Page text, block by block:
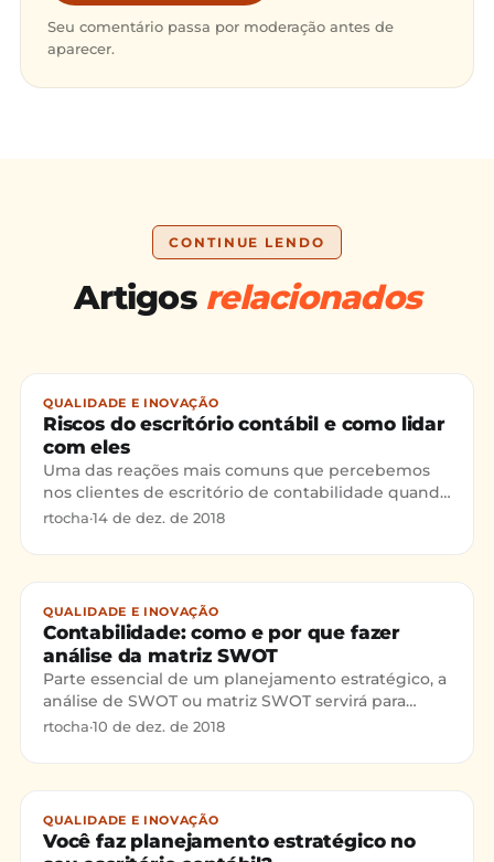
Seu comentário passa por moderação antes de
aparecer.
CONTINUE LENDO
Artigos relacionados
QUALIDADE E INOVAÇÃO
Riscos do escritório contábil e como lidar
com eles
Uma das reações mais comuns que percebemos
nos clientes de escritório de contabilidade quando
iniciamos um processo de consultoria, é o espanto.
carteira de clientes consolidada e uma boa posição
no mercado.
rtocha·14 de dez. de 2018
QUALIDADE E INOVAÇÃO
Contabilidade: como e por que fazer
análise da matriz SWOT
Parte essencial de um planejamento estratégico, a
análise de SWOT ou matriz SWOT servirá para
identificar as forças, fraquezas, oportunidades e
rtocha·10 de dez. de 2018
QUALIDADE E INOVAÇÃO
Você faz planejamento estratégico no